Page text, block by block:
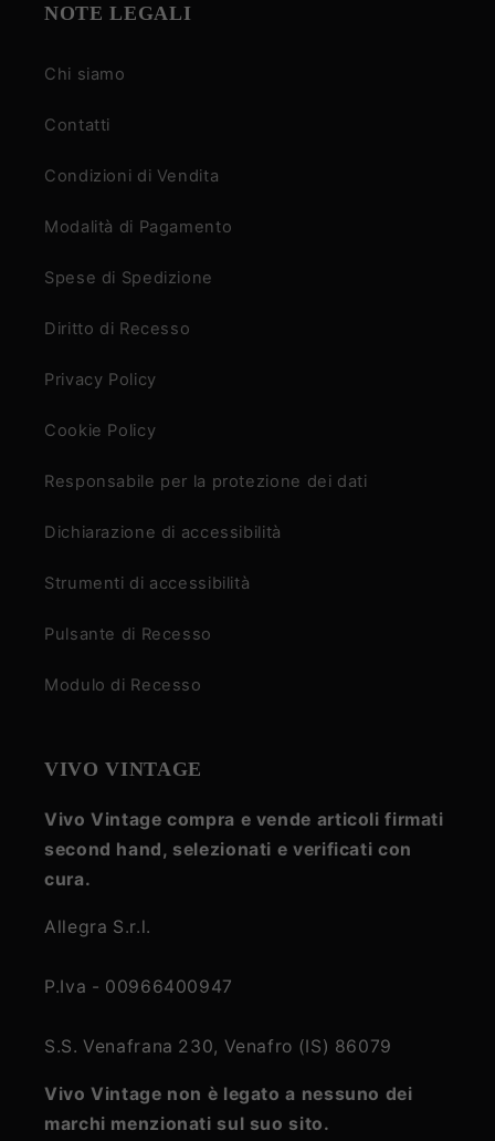
NOTE LEGALI
Chi siamo
Contatti
Condizioni di Vendita
Modalità di Pagamento
Spese di Spedizione
Diritto di Recesso
Privacy Policy
Cookie Policy
Responsabile per la protezione dei dati
Dichiarazione di accessibilità
Strumenti di accessibilità
Pulsante di Recesso
Modulo di Recesso
VIVO VINTAGE
Vivo Vintage compra e vende articoli firmati
second hand, selezionati e verificati con
cura.
Allegra S.r.l.
P.Iva - 00966400947
S.S. Venafrana 230, Venafro (IS) 86079
Vivo Vintage non è legato a nessuno dei
marchi menzionati sul suo sito.